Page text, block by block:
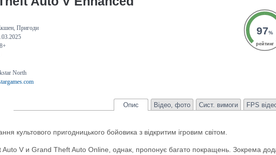
97%
рейтинг
Пригоди
North
Опис Відео, фото Сист. вимоги FPS
культового пригодницького бойовика з відкритим ігровим світом.
V и Grand Theft Auto Online, однак, пропонує багато покращень. Зокрема